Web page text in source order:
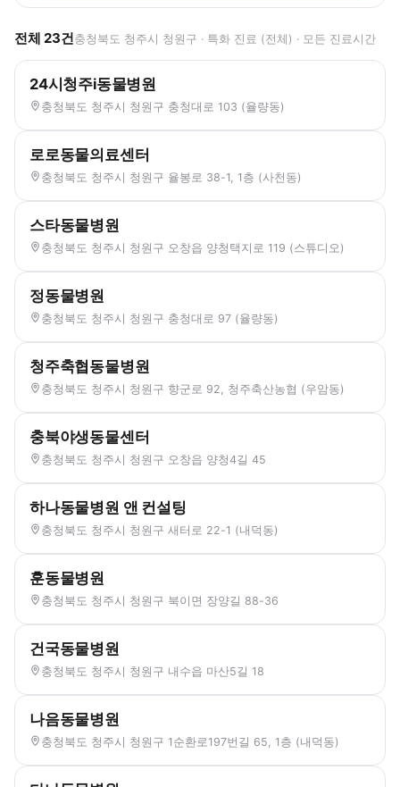
전체 23건충청북도 청주시 청원구 · 특화 진료 (전체) · 모든 진료시간
24시청주i동물병원
충청북도 청주시 청원구 충청대로 103 (율량동)
로로동물의료센터
충청북도 청주시 청원구 율봉로 38-1, 1층 (사천동)
스타동물병원
충청북도 청주시 청원구 오창읍 양청택지로 119 (스튜디오)
정동물병원
충청북도 청주시 청원구 충청대로 97 (율량동)
청주축협동물병원
충청북도 청주시 청원구 향군로 92, 청주축산농협 (우암동)
충북야생동물센터
충청북도 청주시 청원구 오창읍 양청4길 45
하나동물병원 앤 컨설팅
충청북도 청주시 청원구 새터로 22-1 (내덕동)
훈동물병원
충청북도 청주시 청원구 북이면 장양길 88-36
건국동물병원
충청북도 청주시 청원구 내수읍 마산5길 18
나음동물병원
충청북도 청주시 청원구 1순환로197번길 65, 1층 (내덕동)